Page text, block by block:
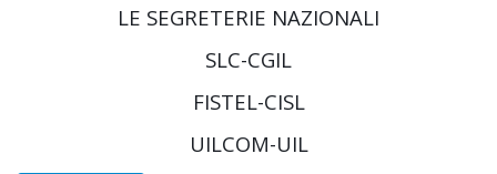
LE SEGRETERIE NAZIONALI
SLC-CGIL
FISTEL-CISL
UILCOM-UIL